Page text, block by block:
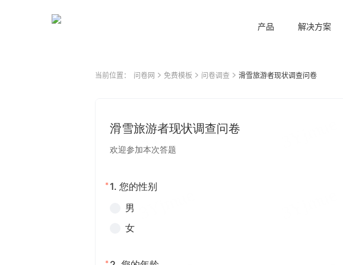
产品 解决方案
当前位置： 问卷网 免费模板 问卷调查 滑雪旅游者现状调查问卷